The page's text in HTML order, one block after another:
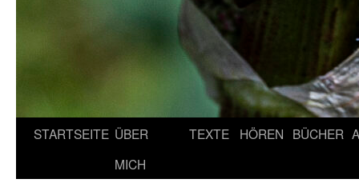
STARTSEITE ÜBER
MICH
TEXTE HÖREN BÜCHER